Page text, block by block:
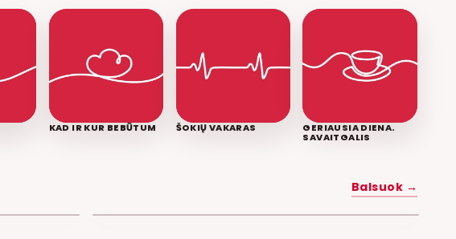
KAD IR KUR BEBŪTUM ŠOKIŲ VAKARAS GERIAUSIA DIENA.
SAVAITGALIS
Balsuok →